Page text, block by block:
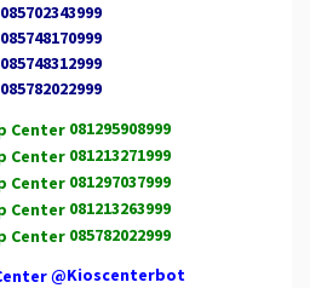
085702343999
085748170999
085748312999
085782022999
081295908999
081213271999
081297037999
081213263999
085782022999
@Kioscenterbot